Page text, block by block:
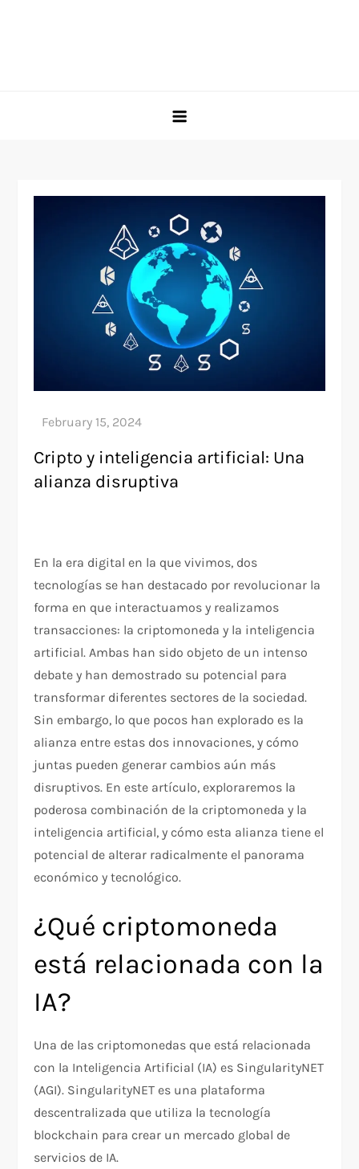
Cripto y inteligencia artificial: Una
alianza disruptiva
En la era digital en la que vivimos, dos
tecnologías se han destacado por revolucionar la
forma en que interactuamos y realizamos
transacciones: la criptomoneda y la inteligencia
artificial. Ambas han sido objeto de un intenso
debate y han demostrado su potencial para
transformar diferentes sectores de la sociedad.
Sin embargo, lo que pocos han explorado es la
alianza entre estas dos innovaciones, y cómo
juntas pueden generar cambios aún más
disruptivos. En este artículo, exploraremos la
poderosa combinación de la criptomoneda y la
inteligencia artificial, y cómo esta alianza tiene el
potencial de alterar radicalmente el panorama
económico y tecnológico.
¿Qué criptomoneda
está relacionada con la
IA?
Una de las criptomonedas que está relacionada
con la Inteligencia Artificial (IA) es SingularityNET
(AGI). SingularityNET es una plataforma
descentralizada que utiliza la tecnología
blockchain para crear un mercado global de
servicios de IA.